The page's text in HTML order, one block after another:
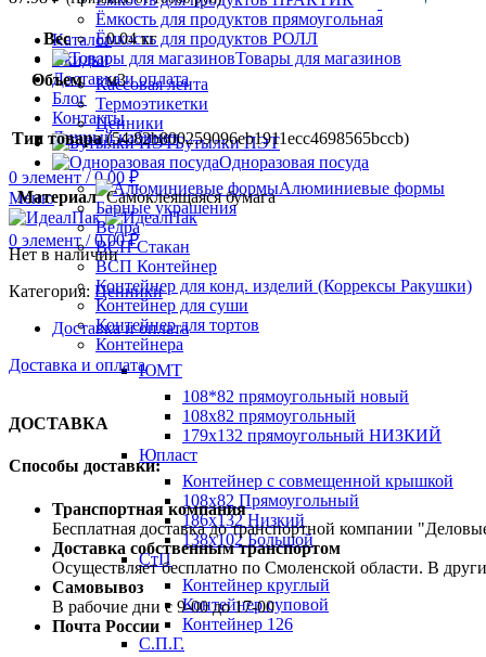
Каталог
Скидки
Доставка и оплата
Блог
Контакты
Личный кабинет
0 элемент / 0.00 ₽
Меню
0 элемент / 0.00₽
Ёмкость для продуктов прямоугольная
Ёмкость для продуктов РОЛЛ
Товары для магазинов
Кассовая лента
Термоэтикетки
Ценники
Бутылки ПЭТ
Одноразовая посуда
Алюминиевые формы
Барные украшения
Ведра
ВСП Стакан
ВСП Контейнер
Контейнер для конд. изделий (Коррексы Ракушки)
Контейнер для суши
Контейнер для тортов
Контейнера
ЮМТ
108*82 прямоугольный новый
108х82 прямоугольный
179х132 прямоугольный НИЗКИЙ
Юпласт
Контейнер с совмещенной крышкой
108х82 Прямоугольный
186х132 Низкий
138х102 Большой
СтП
Контейнер круглый
Контейнер суповой
Контейнер 126
С.П.Г.
Вес 0.04 кг
Объем м3
Тип товара (54:82b800259096eb1911ecc4698565bccb)
Материал Самоклеящаяся бумага
Нет в наличии
Категория: Ценники
Доставка и оплата
Доставка и оплата
ДОСТАВКА
Способы доставки:
Транспортная компания
Бесплатная доставка до транспортной компании
Доставка собственным транспортом
Осуществляет бесплатно по Смоленской области. В
Самовывоз
В рабочие дни с 9-00 до 17-00
Почта России